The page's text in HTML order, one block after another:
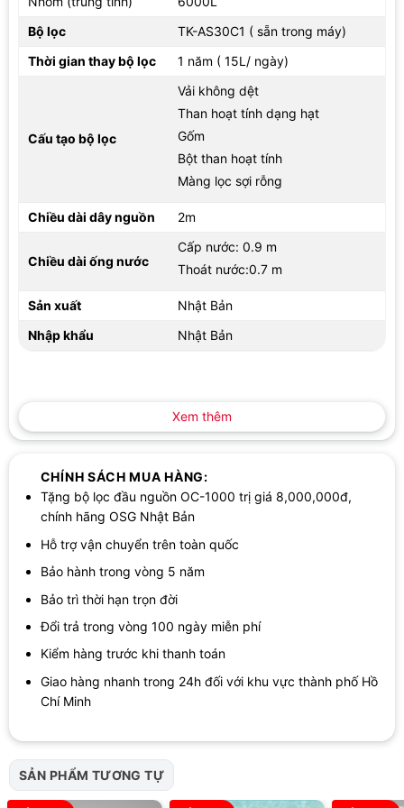
ngày. Đây là mốc giúp người dùng dễ dự tính chi phí thay lõi.
Nếu gia đình dùng nhiều hơn hoặc ít hơn 15L/ngày, thời điểm
và tín hiệu báo của máy.
3. Lưu lượng, nước xả và tín hiệu theo dõi chất lượng
Ở áp suất nước 100 kPa, máy có tốc độ dòng chảy điện phân 1,2
L/phút. Đây là lưu lượng phù hợp cho việc lấy nước uống từng
lần, không quá lớn nên người dùng dễ kiểm soát lượng nước cần
lấy. Ngoài ra, tốc độ dòng lọc đạt 2,4 L/phút ở cùng điều kiện áp
Lưu lượng, nước xả và tín hiệu theo dõi chất lượng nước
Máy có tỉ lệ nước thải 4:1 theo công bố. Khi lắp đặt, người dùng
cần quan tâm đến đường nước cấp và đường thoát nước, vì thiết
bị có ống cấp nước dài 0,9 m và ống thoát nước dài 0,7 m. Việc
bố trí đúng vị trí giúp khu vực bếp gọn hơn, hạn chế kéo căng
Panasonic TK-AS31 sử dụng màn hình dạng đèn báo, kèm tín
hiệu chất lượng nước 2 màu. Với thiết bị gia dụng đặt ở bếp,
dạng hiển thị này có lợi ở chỗ dễ quan sát nhanh trạng thái hoạt
ý màu tín hiệu và đèn báo trong quá trình lấy nước để nhận biết
Bộ lọc
TK-AS30C1 ( sẵn trong máy)
Thời gian thay bộ lọc
1 năm ( 15L/ ngày)
Cấu tạo bộ lọc
Vải không dệt
Than hoạt tính dạng hạt
Gốm
Bột than hoạt tính
Màng lọc sợi rỗng
Chiều dài dây nguồn 2m
Chiều dài ống nước
Cấp nước: 0.9 m
Thoát nước:0.7 m
Sản xuất
Nhật Bản
Nhập khẩu
Nhật Bản
Xem thêm
CHÍNH SÁCH MUA HÀNG:
Tặng bộ lọc đầu nguồn OC-1000 trị giá 8,000,000đ,
chính hãng OSG Nhật Bản
Hỗ trợ vận chuyển trên toàn quốc
Bảo hành trong vòng 5 năm
Bảo trì thời hạn trọn đời
Đổi trả trong vòng 100 ngày miễn phí
Kiểm hàng trước khi thanh toán
Giao hàng nhanh trong 24h đối với khu vực thành phố Hồ
Chí Minh
SẢN PHẨM TƯƠNG TỰ